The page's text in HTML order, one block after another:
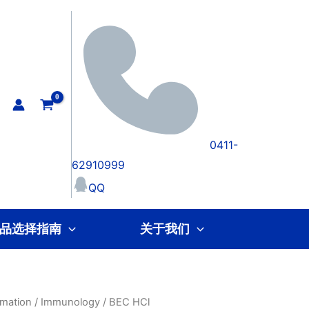
0411-
62910999
QQ
选择指南 关于我们
/ Immunology/ BEC HCl